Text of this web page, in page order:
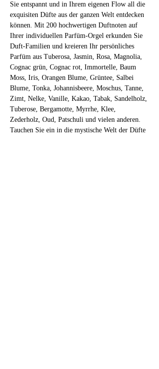
Sie entspannt und in Ihrem eigenen Flow all die
exquisiten Düfte aus der ganzen Welt entdecken
können. Mit 200 hochwertigen Duftnoten auf
Ihrer individuellen Parfüm-Orgel erkunden Sie
Duft-Familien und kreieren Ihr persönliches
Parfüm aus Tuberosa, Jasmin, Rosa, Magnolia,
Cognac grün, Cognac rot, Immortelle, Baum
Moss, Iris, Orangen Blume, Grüntee, Salbei
Blume, Tonka, Johannisbeere, Moschus, Tanne,
Zimt, Nelke, Vanille, Kakao, Tabak, Sandelholz,
Tuberose, Bergamotte, Myrrhe, Klee,
Zederholz, Oud, Patschuli und vielen anderen.
Tauchen Sie ein in die mystische Welt der Düfte